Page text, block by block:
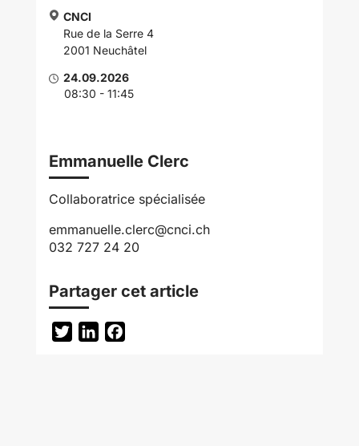
CNCI
Rue de la Serre 4
2001 Neuchâtel
24.09.2026
08:30 - 11:45
Emmanuelle Clerc
Collaboratrice spécialisée
emmanuelle.clerc@cnci.ch
032 727 24 20
Partager cet article
TwitterLinkedIn